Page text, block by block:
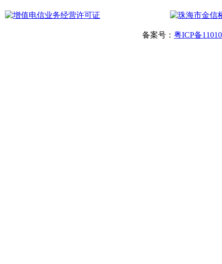
备案号： 粤ICP备